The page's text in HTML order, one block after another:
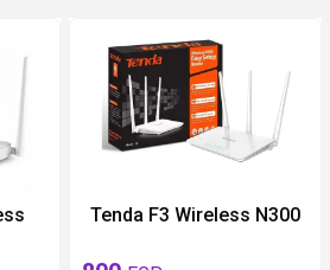
Tenda F3 Wireless N300